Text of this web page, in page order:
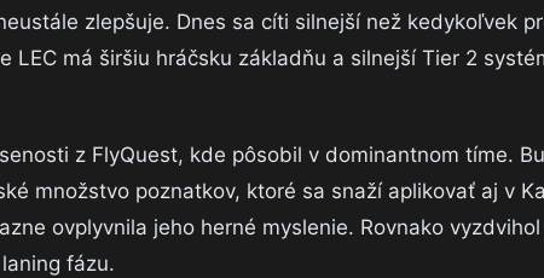
zlepšuje. Dnes sa cíti silnejší než kedykoľvek
LEC má širšiu hráčsku základňu a silnejší Tier 2
z FlyQuest, kde pôsobil v dominantnom tíme.
množstvo poznatkov, ktoré sa snaží aplikovať aj v
ovplyvnila jeho herné myslenie. Rovnako
fázu.